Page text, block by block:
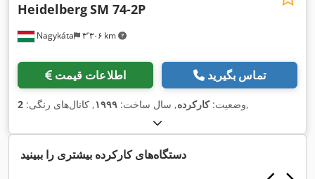
Nagykáta ۳٬۳۰۶ km
HeidelbergSM 74-2P
اطلاعات قیمت تماس بگیرید
وضعیت:کارکرده, سال ساخت: ۱۹۹۹, کانال‌های رنگی: 2 ,
دستگاه‌های کارکرده بیشتری را ببینید